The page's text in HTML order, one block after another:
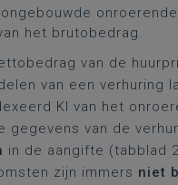
het brutobedrag.
van de
van een verhuring
KI van het
gegevens van de
in de aangifte (tabblad
zijn immers niet